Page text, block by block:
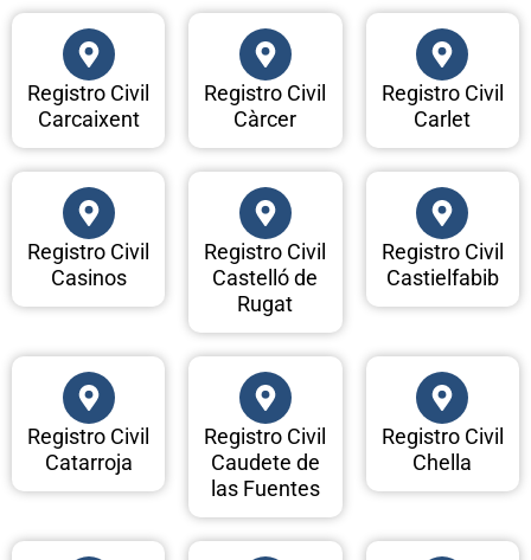
Registro Civil
Carcaixent
Registro Civil
Càrcer
Registro Civil
Carlet
Registro Civil
Casinos
Registro Civil
Castelló de
Rugat
Registro Civil
Castielfabib
Registro Civil
Catarroja
Registro Civil
Caudete de
las Fuentes
Registro Civil
Chella